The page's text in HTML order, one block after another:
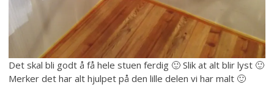
Det skal bli godt å få hele stuen ferdig 🙂 Slik at alt blir lyst 🙂
Merker det har alt hjulpet på den lille delen vi har malt 🙂